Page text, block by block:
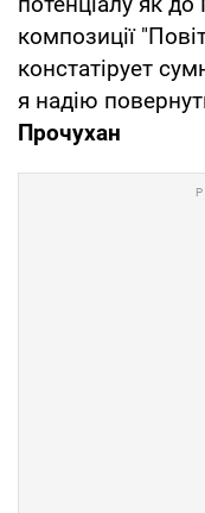
композиції
конcтатірует
я надію
Прочухан